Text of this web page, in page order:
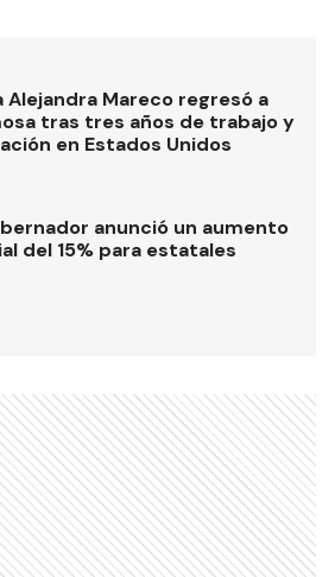
Alejandra Mareco regresó a
tras tres años de trabajo y
en Estados Unidos
anunció un aumento
del 15% para estatales